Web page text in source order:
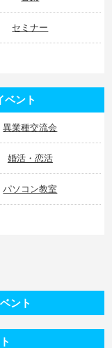
セミナー
ベント
異業種交流会
婚活・恋活
パソコン教室
ント